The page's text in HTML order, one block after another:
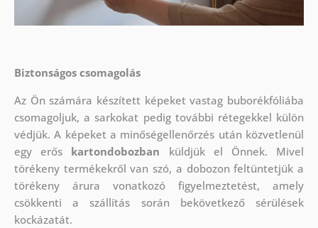
Biztonságos csomagolás
Az Ön számára készített képeket vastag buborékfóliába
csomagoljuk, a sarkokat pedig további rétegekkel külön
védjük.A képeket a minőségellenőrzés után közvetlenül
egy erős kartondobozban küldjük el Önnek. Mivel
törékeny termékekről van szó, a dobozon feltüntetjük a
törékeny árura vonatkozó figyelmeztetést, amely
csökkenti a szállítás során bekövetkező sérülések
kockázatát.